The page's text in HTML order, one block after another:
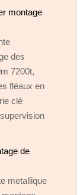
montage
des
7200t,
fléaux en
clé
de
metallique